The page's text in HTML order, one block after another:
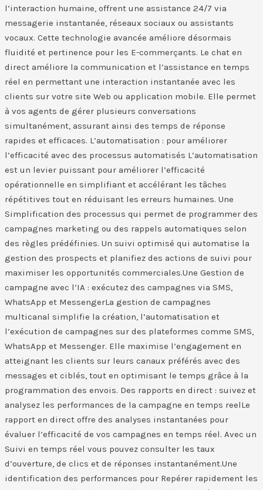
l’interaction humaine, offrent une assistance 24/7 via
messagerie instantanée, réseaux sociaux ou assistants
vocaux. Cette technologie avancée améliore désormais
fluidité et pertinence pour les E-commerçants.​ Le chat en
direct améliore la communication et l’assistance en temps
réel en permettant une interaction instantanée avec les
clients sur votre site Web ou application mobile. Elle permet
à vos agents de gérer plusieurs conversations
simultanément, assurant ainsi des temps de réponse
rapides et efficaces.​ L’automatisation : pour améliorer
l’efficacité avec des processus automatisés ​L’automatisation
est un levier puissant pour améliorer l’efficacité
opérationnelle en simplifiant et accélérant les tâches
répétitives tout en réduisant les erreurs humaines. Une
Simplification des processus qui permet de programmer des
campagnes marketing ou des rappels automatiques selon
des règles prédéfinies. Un suivi optimisé qui automatise la
gestion des prospects et planifiez des actions de suivi pour
maximiser les opportunités commerciales.​Une Gestion de
campagne avec l’IA : exécutez des campagnes via SMS,
WhatsApp et Messenger​La gestion de campagnes
multicanal simplifie la création, l’automatisation et
l’exécution de campagnes sur des plateformes comme SMS,
WhatsApp et Messenger. Elle maximise l’engagement en
atteignant les clients sur leurs canaux préférés avec des
messages et ciblés, tout en optimisant le temps grâce à la
programmation des envois. Des rapports en direct : suivez et
analysez les performances de la campagne en temps reel​Le
rapport en direct offre des analyses instantanées pour
évaluer l’efficacité de vos campagnes en temps réel. Avec un
Suivi en temps réel vous pouvez consulter les taux
d’ouverture, de clics et de réponses instantanément.Une
identification des performances pour Repérer rapidement les